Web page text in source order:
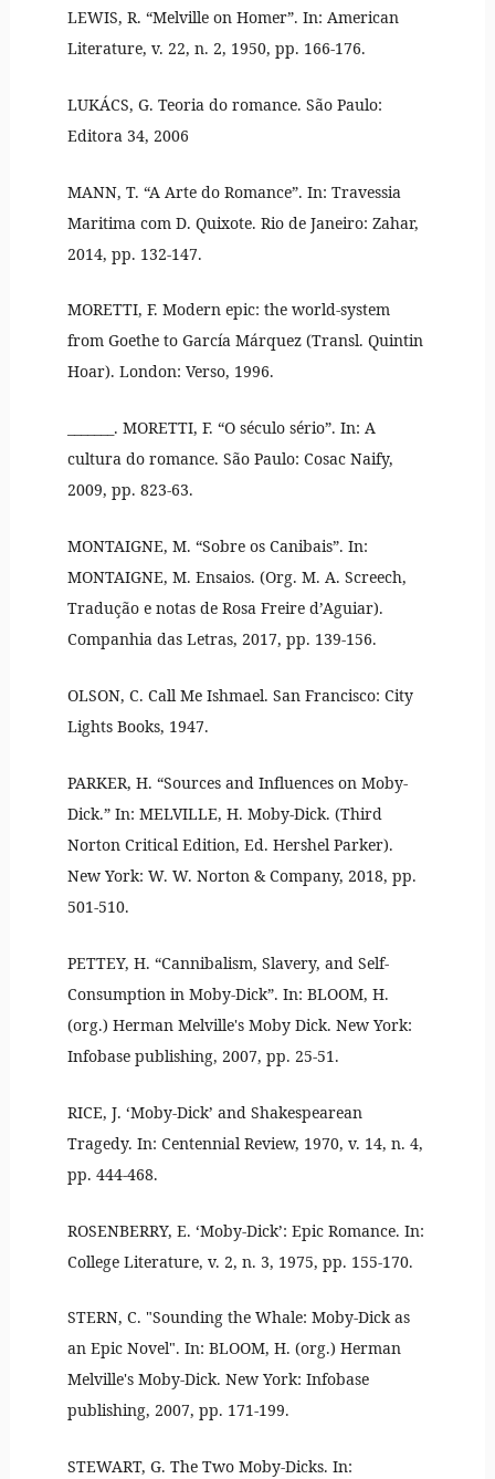
LEWIS, R. “Melville on Homer”. In: American
Literature, v. 22, n. 2, 1950, pp. 166-176.
LUKÁCS, G. Teoria do romance. São Paulo:
Editora 34, 2006
MANN, T. “A Arte do Romance”. In: Travessia
Maritima com D. Quixote. Rio de Janeiro: Zahar,
2014, pp. 132-147.
MORETTI, F. Modern epic: the world-system
from Goethe to García Márquez (Transl. Quintin
Hoar). London: Verso, 1996.
_______. MORETTI, F. “O século sério”. In: A
cultura do romance. São Paulo: Cosac Naify,
2009, pp. 823-63.
MONTAIGNE, M. “Sobre os Canibais”. In:
MONTAIGNE, M. Ensaios. (Org. M. A. Screech,
Tradução e notas de Rosa Freire d’Aguiar).
Companhia das Letras, 2017, pp. 139-156.
OLSON, C. Call Me Ishmael. San Francisco: City
Lights Books, 1947.
PARKER, H. “Sources and Influences on Moby-
Dick.” In: MELVILLE, H. Moby-Dick. (Third
Norton Critical Edition, Ed. Hershel Parker).
New York: W. W. Norton & Company, 2018, pp.
501-510.
PETTEY, H. “Cannibalism, Slavery, and Self-
Consumption in Moby-Dick”. In: BLOOM, H.
(org.) Herman Melville's Moby Dick. New York:
Infobase publishing, 2007, pp. 25-51.
RICE, J. ‘Moby-Dick’ and Shakespearean
Tragedy. In: Centennial Review, 1970, v. 14, n. 4,
pp. 444-468.
ROSENBERRY, E. ‘Moby-Dick’: Epic Romance. In:
College Literature, v. 2, n. 3, 1975, pp. 155-170.
STERN, C. "Sounding the Whale: Moby-Dick as
an Epic Novel". In: BLOOM, H. (org.) Herman
Melville's Moby-Dick. New York: Infobase
publishing, 2007, pp. 171-199.
STEWART, G. The Two Moby-Dicks. In: